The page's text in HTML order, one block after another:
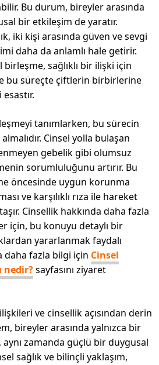
Bu durum, bireyler arasında
bir etkileşim de yaratır.
iki kişi arasında güven ve sevgi
daha da anlamlı hale getirir.
sağlıklı bir ilişki için
bu süreçte çiftlerin birbirlerine
tanımlarken, bu sürecin
Cinsel yolla bulaşan
gebelik gibi olumsuz
sorumluluğunu artırır. Bu
öncesinde uygun korunma
ve karşılıklı rıza ile hareket
Cinsellik hakkında daha fazla
için, bu konuyu detaylı bir
yararlanmak faydalı
daha fazla bilgi için Cinsel
nedir?sayfasını ziyaret
ve cinsellik açısından derin
bireyler arasında yalnızca bir
zamanda güçlü bir duygusal
sağlık ve bilinçli yaklaşım,